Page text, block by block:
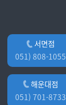
서면점
051) 808-1055
해운대점
051) 701-8733